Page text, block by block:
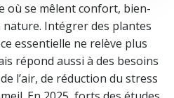
où se mêlent confort, bien-
Intégrer des plantes
essentielle ne relève plus
répond aussi à des besoins
l’air, de réduction du stress